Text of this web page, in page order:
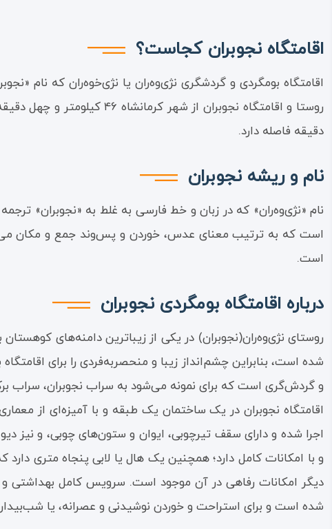
اقامتگاه نجوبران کجاست؟
اقامتگاه بومگردی و گردشگری نژی‌وه‌ران یا نژی‌خوه‌ران که نام
روستا و اقامتگاه
دقیقه فاصله دارد.
نام و ریشه نجوبران
نام «نژی‌وه‌ران» که در زبان و خط فارسی به غلط به «نجوبران»
است که به ترتیب معنای عدس، خوردن و پس‌وند جمع و مکان
است.
درباره اقامتگاه بومگردی نجوبران
روستای نژی‌وه‌ران(نجوبران) در یکی از زیباترین دامنه‌های
شده است، بنابراین چشم‌انداز زیبا و منحصربه‌فردی را برای
و گردش‌گری است که برای نمونه می‌شود به سراب نجوبران، سراب
اقامتگاه نجوبران در یک ساختمان یک طبقه و با آمیزه‌ای از
اجرا شده و دارای سقف تیرچوبی، ایوان و ستون‌های چوبی، و
و با امکانات کامل دارد؛ همچنین یک هال یا لابی پنجاه متری
دیگر امکانات رفاهی در آن موجود است. سرویس کامل
شده است و برای استراحت و خوردن نوشیدنی و عصرانه، یا